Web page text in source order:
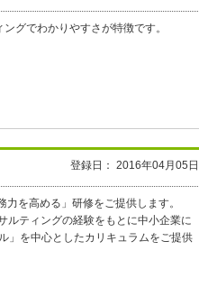
グでわかりやすさが特徴です。
登録日： 2016年04月05日
を高める」研修をご提供します。
ルティングの経験をもとに中小企業に
」を中心としたカリキュラムをご提供